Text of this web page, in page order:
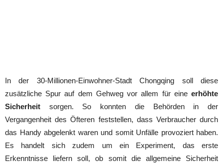
In der 30-Millionen-Einwohner-Stadt Chongqing soll diese
zusätzliche Spur auf dem Gehweg vor allem für eine erhöhte
Sicherheit sorgen. So konnten die Behörden in der
Vergangenheit des Öfteren feststellen, dass Verbraucher durch
das Handy abgelenkt waren und somit Unfälle provoziert haben.
Es handelt sich zudem um ein Experiment, das erste
Erkenntnisse liefern soll, ob somit die allgemeine Sicherheit